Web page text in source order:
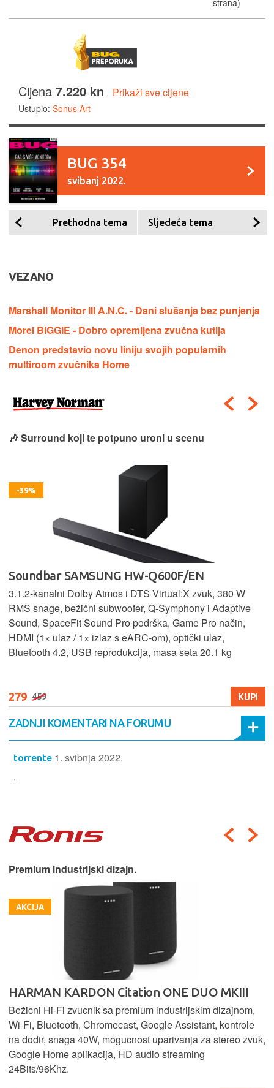
Cijena 7.220 kn Prikaži sve cijene
Ustupio: Sonus Art
BUG 354
svibanj 2022.
Prethodna tema Sljedeća tema
VEZANO
Marshall Monitor III A.N.C. - Dani slušanja bez punjenja
Morel BIGGIE - Dobro opremljena zvučna kutija
Denon predstavio novu liniju svojih popularnih
multiroom zvučnika Home
🎶 Surround koji te potpuno uroni u scenu
-39%
Soundbar SAMSUNG HW-Q600F/EN
3.1.2‑kanalni Dolby Atmos i DTS Virtual:X zvuk, 380 W
RMS snage, bežični subwoofer, Q‑Symphony i Adaptive
Sound, SpaceFit Sound Pro podrška, Game Pro način,
HDMI (1× ulaz / 1× izlaz s eARC‑om), optički ulaz,
Bluetooth 4.2, USB reprodukcija, masa seta 20.1 kg
279 459 KUPI
ZADNJI KOMENTARI NA FORUMU
torrente 1. svibnja 2022.
.
Premium industrijski dizajn.
AKCIJA
HARMAN KARDON Citation ONE DUO MKIII
Bežicni Hi-Fi zvucnik sa premium industrijskim dizajnom,
Wi-Fi, Bluetooth, Chromecast, Google Assistant, kontrole
na dodir, snaga 40W, mogucnost uparivanja za stereo zvuk,
Google Home aplikacija, HD audio streaming
24Bits/96Khz.